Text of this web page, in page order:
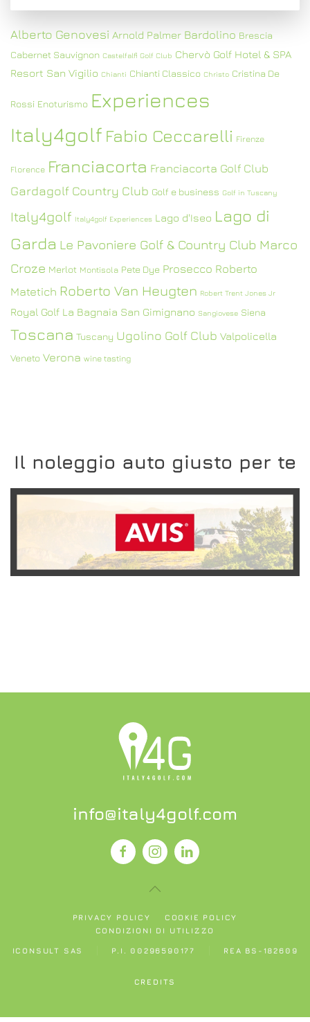
Alberto Genovesi Arnold Palmer Bardolino Brescia
Cabernet Sauvignon Castelfalfi Golf Club Chervò Golf Hotel & SPA
Resort San Vigilio Chianti Chianti Classico Christo Cristina De
Rossi Enoturismo Experiences
Italy4golf Fabio Ceccarelli Firenze
Florence Franciacorta Franciacorta Golf Club
Gardagolf Country Club Golf e business Golf in Tuscany
Italy4golf Italy4golf Experiences Lago d'Iseo Lago di
Garda Le Pavoniere Golf & Country Club Marco
Croze Merlot Montisola Pete Dye Prosecco Roberto
Matetich Roberto Van Heugten Robert Trent Jones Jr
Royal Golf La Bagnaia San Gimignano Sangiovese Siena
Toscana Tuscany Ugolino Golf Club Valpolicella
Veneto Verona wine tasting
Il noleggio auto giusto per te
SCOPRI L'OFFERTA
info@italy4golf.com
PRIVACY POLICY
COOKIE POLICY
CONDIZIONI DI UTILIZZO
ICONSULT SAS P.I. 00296590177 REA BS-182609
CREDITS